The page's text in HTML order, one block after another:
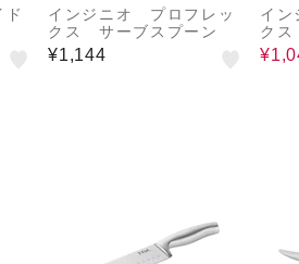
インジニオ プロフレッ
クス サーブスプーン
¥1,144
イ
ク
ュラ